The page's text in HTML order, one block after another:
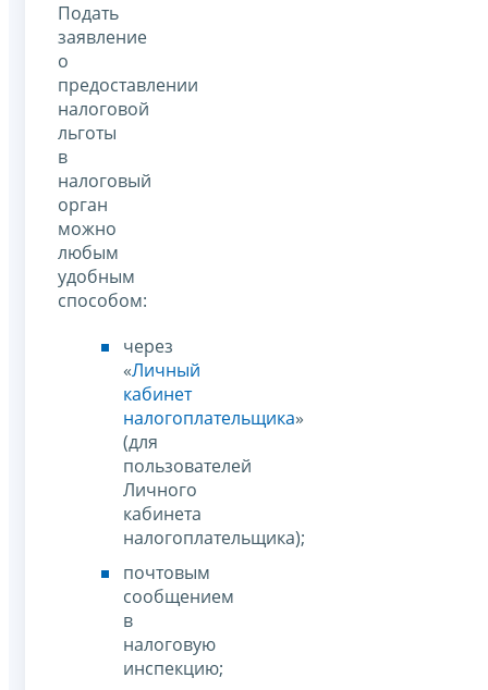
Подать
заявление
о
предоставлении
налоговой
льготы
в
налоговый
орган
можно
любым
удобным
способом:
через
«Личный
кабинет
налогоплательщика»
(для
пользователей
Личного
кабинета
налогоплательщика);
почтовым
сообщением
в
налоговую
инспекцию;